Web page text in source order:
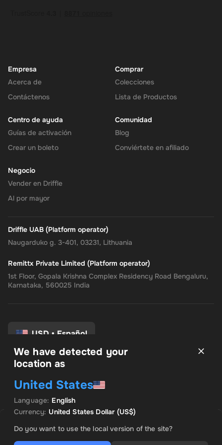
OFERTA DESTACADA
US$ 1,284.45
Empresa
Acerca de
Contáctenos
Comprar
Colecciones
Lista de Productos
Centro de ayuda
Guías de activación
Crear un boleto
Comunidad
Blog
Conviértete en afiliado
Negocio
Vender en Driffle
Al por mayor
Driffle UAB (Platform operator)
Naugarduko g. 3-401, 03231, Lithuania
Remittx Private Limited (Platform operator)
1st Floor, Gopala Krishna Complex Residency Road Bengaluru,
Karnataka, 560025 India
USD • Español
política de privacidad
Politica de reembolso
Preferencias de consentimiento
We have detected your
location as
United States
Language: English
Currency: United States Dollar(US$)
Do you want to use the local version of the site?